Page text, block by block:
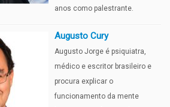
anos como palestrante.
Augusto Cury
Augusto Jorge é psiquiatra,
médico e escritor brasileiro e
procura explicar o
funcionamento da mente